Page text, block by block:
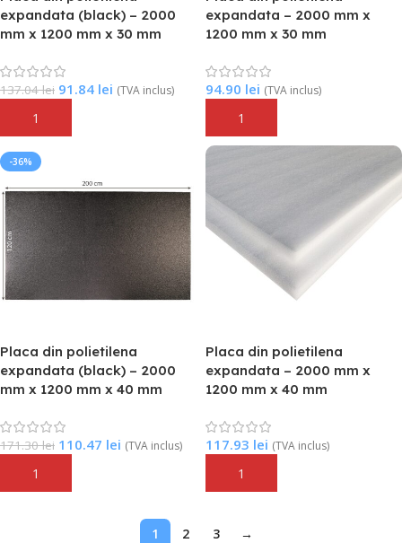
expandata (black) – 2000
mm x 1200 mm x 30 mm
137.04lei 91.84 lei (TVA inclus)
Adaugă În Coș
expandata – 2000 mm x
1200 mm x 30 mm
94.90 lei (TVA inclus)
Adaugă În Coș
-36%
Placa din polietilena
expandata (black) – 2000
mm x 1200 mm x 40 mm
171.30lei 110.47 lei (TVA inclus)
Adaugă În Coș
Placa din polietilena
expandata – 2000 mm x
1200 mm x 40 mm
117.93 lei (TVA inclus)
Adaugă În Coș
1 2 3 →